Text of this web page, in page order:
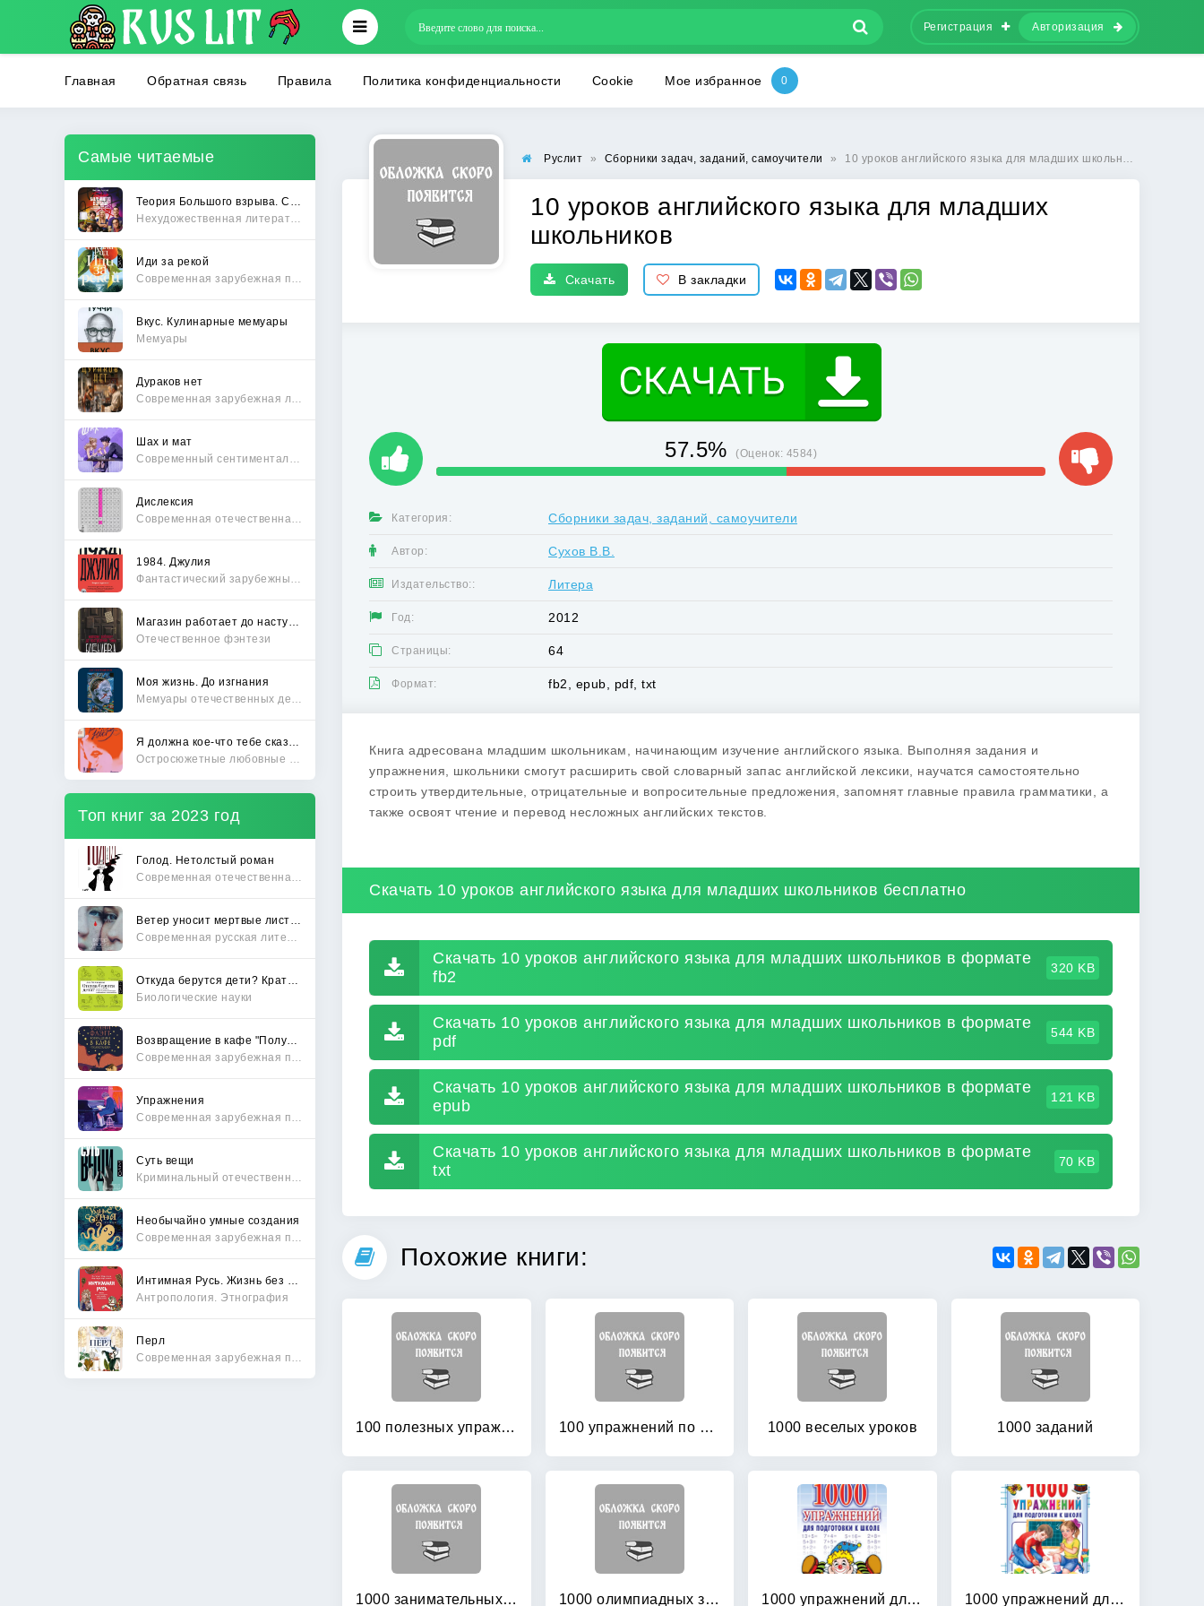
Регистрация Авторизация
Главная Обратная связь Правила Политика конфиденциальности Cookie Мое избранное
Самые читаемые
Иди за рекой
Вкус. Кулинарные мемуары
Мемуары
Дураков нет
Шах и мат
Дислексия
1984. Джулия
Отечественное фэнтези
Моя жизнь. До изгнания
Топ книг за 2023 год
Голод. Нетолстый роман
Биологические науки
Упражнения
Суть вещи
Необычайно умные создания
Антропология. Этнография
Перл
Руслит » Сборники задач, заданий, самоучители » 10 уроков английского языка для младших школьников
10 уроков английского языка для младших
школьников
Скачать В закладки
57.5% (Оценок: 4584)
Категория: Сборники задач, заданий, самоучители
Автор: Сухов В.В.
Издательство:: Литера
Год: 2012
Страницы: 64
Формат: fb2, epub, pdf, txt
Книга адресована младшим школьникам, начинающим изучение английского языка. Выполняя задания и
упражнения, школьники смогут расширить свой словарный запас английской лексики, научатся самостоятельно
строить утвердительные, отрицательные и вопросительные предложения, запомнят главные правила грамматики, а
также освоят чтение и перевод несложных английских текстов.
Скачать 10 уроков английского языка для младших школьников бесплатно
Скачать 10 уроков английского языка для младших школьников в формате
fb2
320 KB
Скачать 10 уроков английского языка для младших школьников в формате
pdf
544 KB
Скачать 10 уроков английского языка для младших школьников в формате
epub
121 KB
Скачать 10 уроков английского языка для младших школьников в формате
txt
70 KB
Похожие книги:
100 полезных упражнений 100 упражнений по системе Монтессори для подготовки ребенка к чтению и письму + отрывной алфавит для изготовления своего материала Монтессори! Для детей 2-6 лет 1000 веселых уроков 1000 заданий
1000 занимательных задач 1000 олимпиадных заданий по математике в начальной школе 1000 упражнений для подготовки к школе 1000 упражнений для подготовки к школе